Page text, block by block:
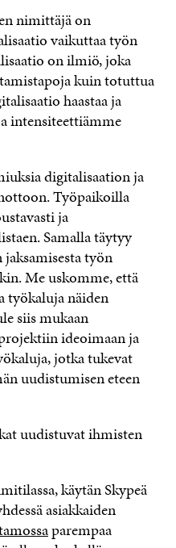
nimittäjä on
vaikuttaa työn
on ilmiö, joka
kuin totuttua
haastaa ja
intensiteettiämme
digitalisaation ja
Työpaikoilla
ja
Samalla täytyy
työn
Me uskomme, että
työkaluja näiden
siis mukaan
ideoimaan ja
jotka tukevat
uudistumisen eteen
uudistuvat ihmisten
käytän Skypeä
asiakkaiden
parempaa